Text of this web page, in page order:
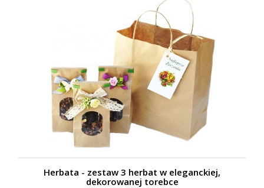
Herbata - zestaw 3 herbat w eleganckiej,
dekorowanej torebce